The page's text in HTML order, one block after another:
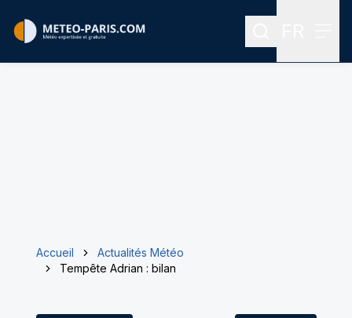
Rechercher
Accueil
Actualités Météo
Tempête Adrian : bilan